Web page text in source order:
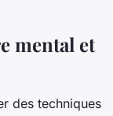
mental et
des techniques